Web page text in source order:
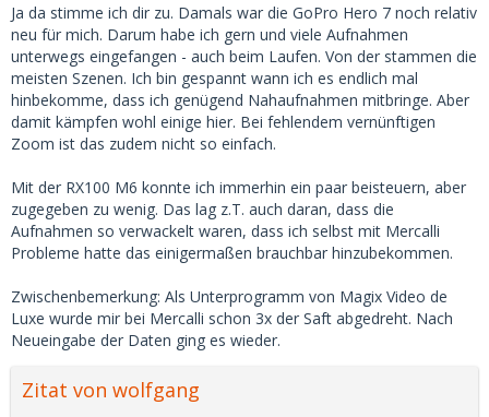
Ja da stimme ich dir zu. Damals war die GoPro Hero 7 noch relativ
neu für mich. Darum habe ich gern und viele Aufnahmen
unterwegs eingefangen - auch beim Laufen. Von der stammen die
meisten Szenen. Ich bin gespannt wann ich es endlich mal
hinbekomme, dass ich genügend Nahaufnahmen mitbringe. Aber
damit kämpfen wohl einige hier. Bei fehlendem vernünftigen
Zoom ist das zudem nicht so einfach.
Mit der RX100 M6 konnte ich immerhin ein paar beisteuern, aber
zugegeben zu wenig. Das lag z.T. auch daran, dass die
Aufnahmen so verwackelt waren, dass ich selbst mit Mercalli
Probleme hatte das einigermaßen brauchbar hinzubekommen.
Zwischenbemerkung: Als Unterprogramm von Magix Video de
Luxe wurde mir bei Mercalli schon 3x der Saft abgedreht. Nach
Neueingabe der Daten ging es wieder.
Zitat von wolfgang